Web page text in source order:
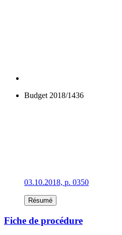
Budget 2018/1436
03.10.2018, p. 0350
Résumé
Fiche de procédure